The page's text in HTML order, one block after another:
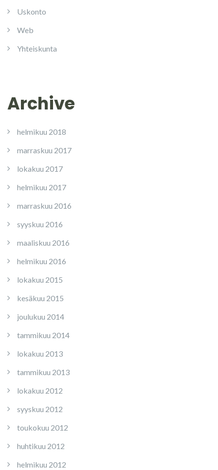
Uskonto
Web
Yhteiskunta
Archive
helmikuu 2018
marraskuu 2017
lokakuu 2017
helmikuu 2017
marraskuu 2016
syyskuu 2016
maaliskuu 2016
helmikuu 2016
lokakuu 2015
kesäkuu 2015
joulukuu 2014
tammikuu 2014
lokakuu 2013
tammikuu 2013
lokakuu 2012
syyskuu 2012
toukokuu 2012
huhtikuu 2012
helmikuu 2012